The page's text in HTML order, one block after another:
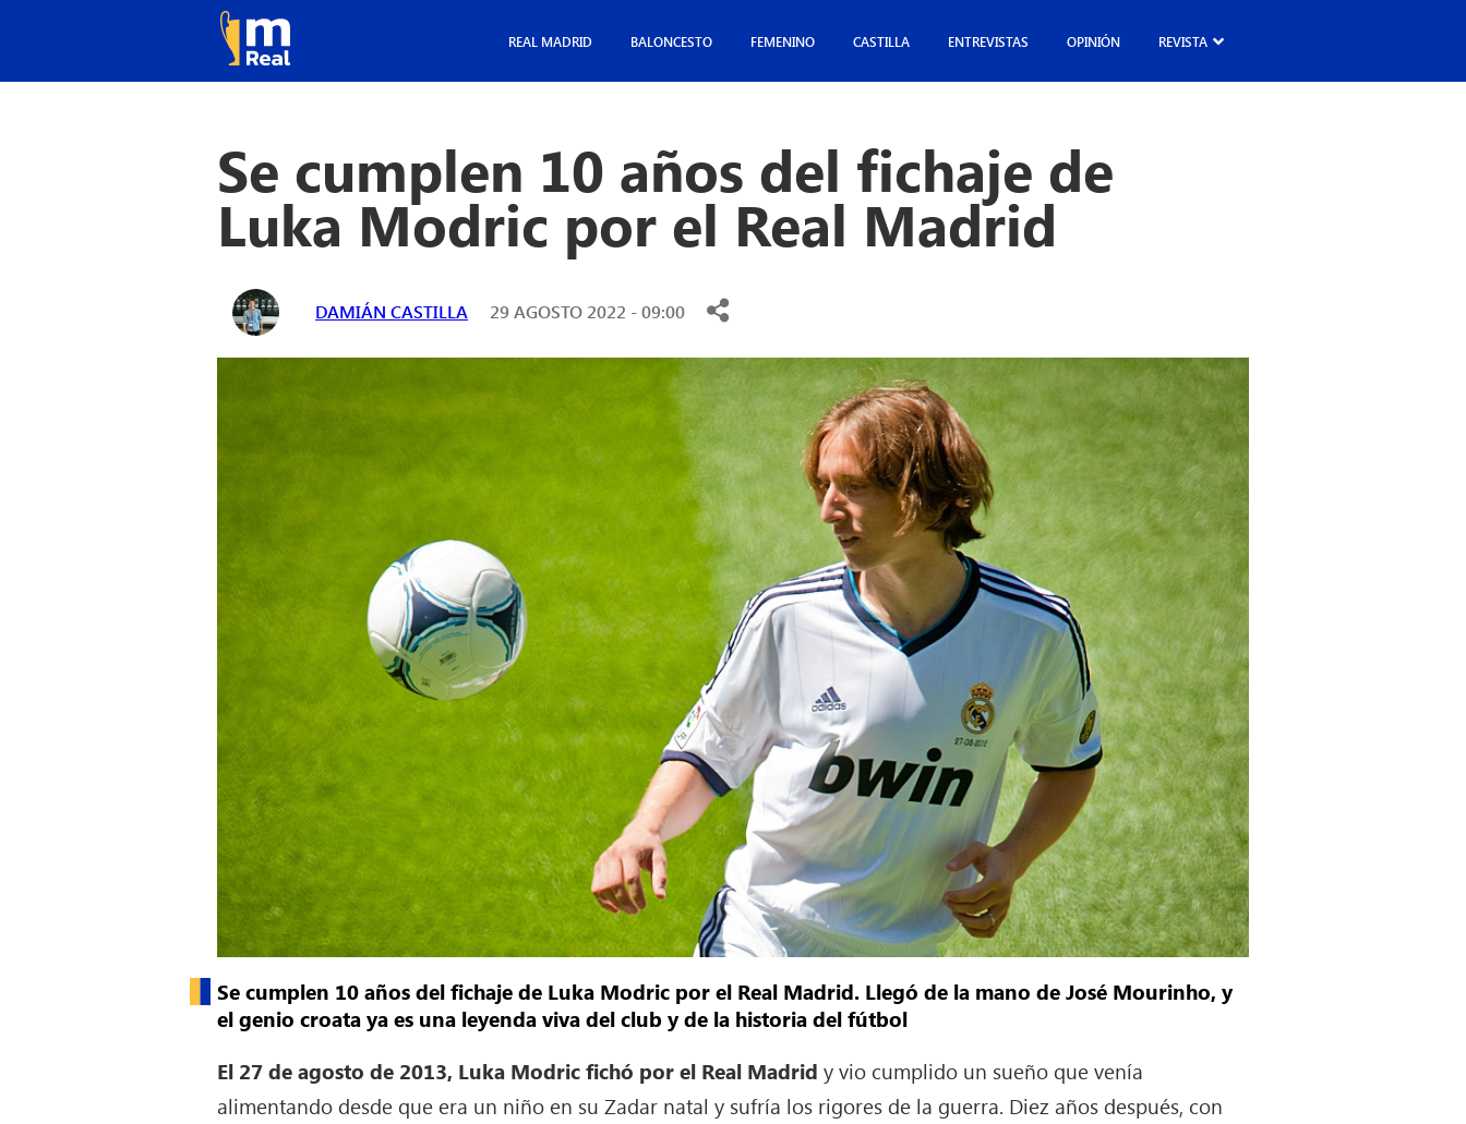
REAL MADRID BALONCESTO FEMENINO CASTILLA ENTREVISTAS OPINIÓN REVISTA
Se cumplen 10 años del fichaje de
Luka Modric por el Real Madrid
DAMIÁN CASTILLA 29 AGOSTO 2022 - 09:00
Se cumplen 10 años del fichaje de Luka Modric por el Real Madrid. Llegó de la mano de José Mourinho, y
el genio croata ya es una leyenda viva del club y de la historia del fútbol
El 27 de agosto de 2013, Luka Modric fichó por el Real Madrid y vio cumplido un sueño que venía
alimentando desde que era un niño en su Zadar natal y sufría los rigores de la guerra. Diez años después, con